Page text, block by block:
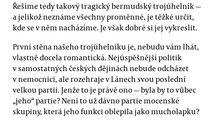
Řešíme tedy takový tragický bermudský trojúhelník —
a jelikož neznáme všechny proměnné, je těžké určit,
kde se v něm nacházíme. Je však dobré si jej vykreslit.
První stěna našeho trojúhelníku je, nebudu vám lhát,
vlastně docela romantická. Nejúspěšnější politik
v samostatných českých dějinách nebude odcházet
v nemocnici, ale rozehraje v Lánech svou poslední
velkou partii. Jenže to je právě ono — byla by to vůbec
„jeho“ partie? Není to už dávno partie mocenské
skupiny, která jeho funkci oblepila jako mucholapku?